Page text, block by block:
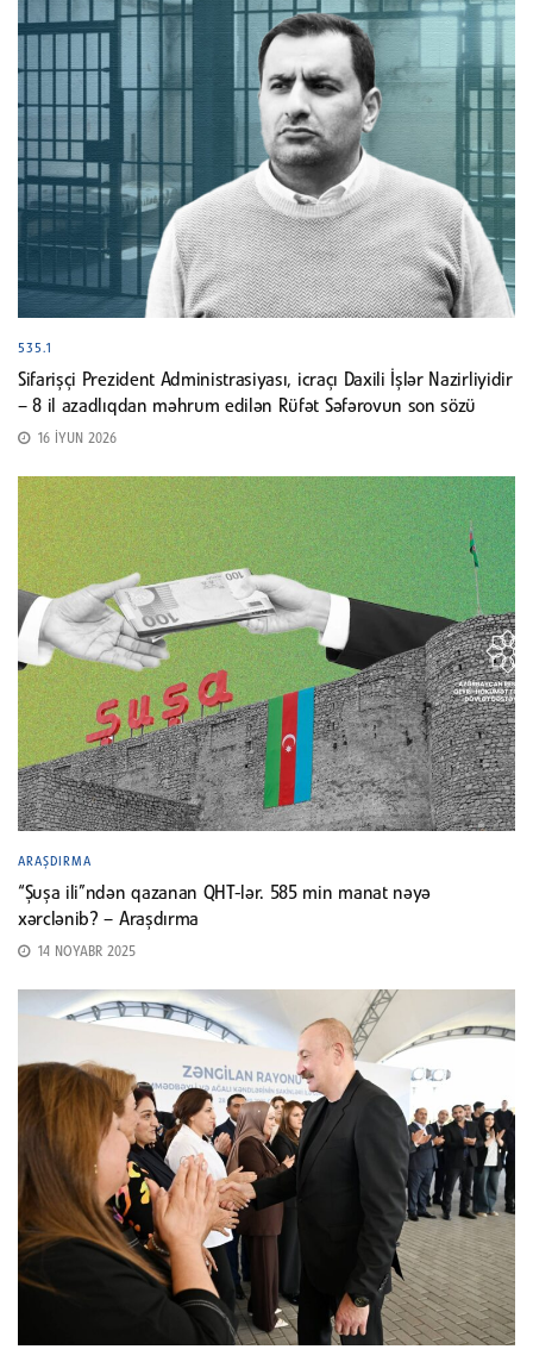
535.1
Sifarişçi Prezident Administrasiyası, icraçı Daxili İşlər Nazirliyidir
– 8 il azadlıqdan məhrum edilən Rüfət Səfərovun son sözü
16 İYUN 2026
ARAŞDIRMA
“Şuşa ili”ndən qazanan QHT-lər. 585 min manat nəyə
xərclənib? – Araşdırma
14 NOYABR 2025